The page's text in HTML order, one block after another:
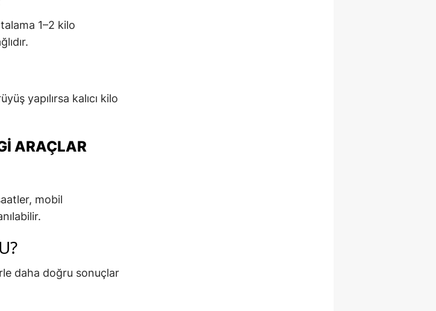
1–2 kilo
yapılırsa kalıcı kilo
ARAÇLAR
mobil
daha doğru sonuçlar